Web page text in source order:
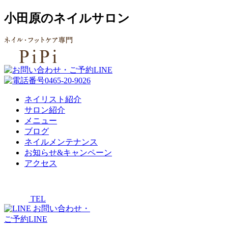
小田原のネイルサロン
ネイリスト紹介
サロン紹介
メニュー
ブログ
ネイルメンテナンス
お知らせ&キャンペーン
アクセス
TEL
お問い合わせ・
ご予約LINE